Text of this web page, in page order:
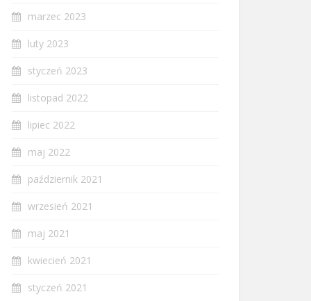
marzec 2023
luty 2023
styczeń 2023
listopad 2022
lipiec 2022
maj 2022
październik 2021
wrzesień 2021
maj 2021
kwiecień 2021
styczeń 2021